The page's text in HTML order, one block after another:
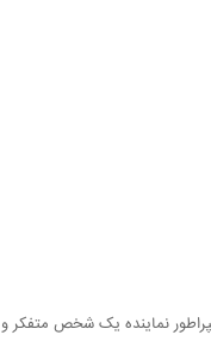
نماینده یک شخص